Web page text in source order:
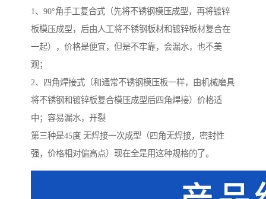
1、90°角手工复合式（先将不锈钢模压成型，再将镀锌
板模压成型，后由人工将不锈钢板材和镀锌板材复合在
一起），价格是便宜，但是不牢靠，会漏水，也不美
观；
2、四角焊接式（和通常不锈钢模压板一样，由机械磨具
将不锈钢和镀锌板复合模压成型后四角焊接）价格适
中；容易漏水，开裂
第三种是45度 无焊接一次成型（四角无焊接，密封性
强，价格相对偏高点）现在全是用这种规格的了。